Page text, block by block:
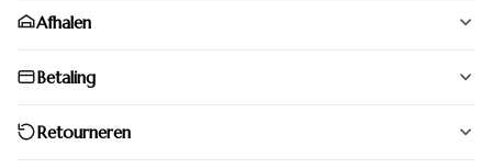
Afhalen
Betaling
Retourneren